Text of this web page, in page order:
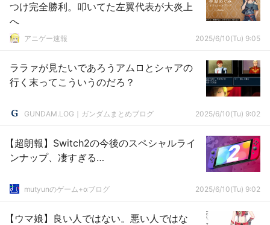
つけ完全勝利。叩いてた左翼代表が大炎上
へ
アニゲー速報 2025/6/10(Tu) 9:05
ララァが見たいであろうアムロとシャアの
行く末ってこういうのだろ？
GUNDAM.LOG｜ガンダムまとめブログ 2025/6/10(Tu) 9:02
【超朗報】Switch2の今後のスペシャルライ
ンナップ、凄すぎる…
mutyunのゲーム+αブログ 2025/6/10(Tu) 9:02
【ウマ娘】良い人ではない。悪い人ではな